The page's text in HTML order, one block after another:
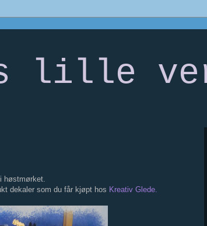
lille
høstmørket.
dekaler som du får kjøpt hos Kreativ Glede.